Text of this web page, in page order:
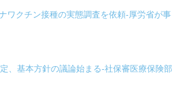
ワクチン接種の実態調査を依頼-厚労省が事
、基本方針の議論始まる-社保審医療保険部